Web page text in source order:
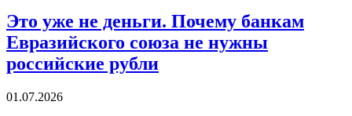
Это уже не деньги. Почему банкам
Евразийского союза не нужны
российские рубли
01.07.2026